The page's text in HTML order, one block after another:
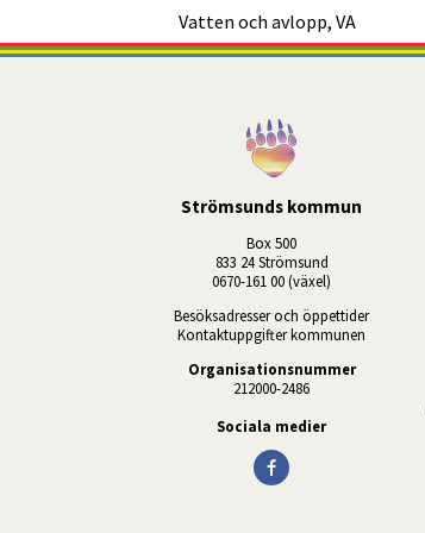
Vatten och avlopp, VA
Strömsunds kommun
Box 500
833 24 Strömsund
0670-161 00 (växel)
Besöksadresser och öppettider
Kontaktuppgifter kommunen
Organisationsnummer
212000-2486
Sociala medier